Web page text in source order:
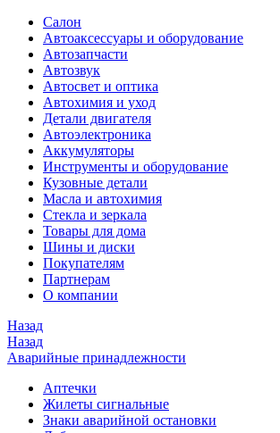
Салон
Автоаксессуары и оборудование
Автозапчасти
Автозвук
Автосвет и оптика
Автохимия и уход
Детали двигателя
Автоэлектроника
Аккумуляторы
Инструменты и оборудование
Кузовные детали
Масла и автохимия
Стекла и зеркала
Товары для дома
Шины и диски
Покупателям
Партнерам
О компании
Назад
Назад
Аварийные принадлежности
Аптечки
Жилеты сигнальные
Знаки аварийной остановки